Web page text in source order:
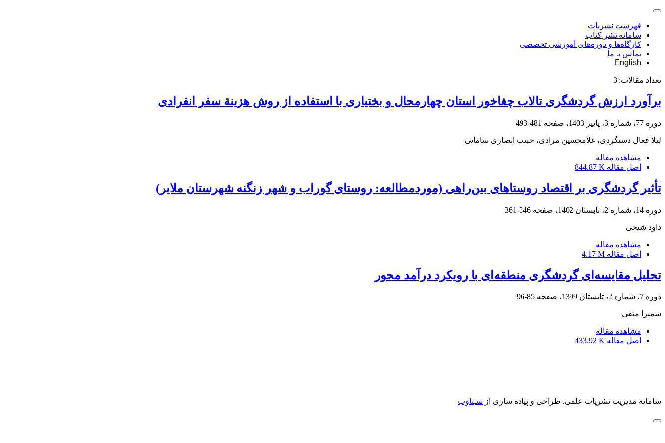
فهرست نشریات
سامانه نشر کتاب
کارگاه‌ها و دوره‌های آموزشی تخصصی
تماس با ما
English
تعداد مقالات: 3
برآورد ارزش گردشگری تالاب چغاخور استان چهارمحال و بختیاری با استفاده از روش هزینة سفر انفرادی
دوره 77، شماره 3، پاییز 1403، صفحه 481-493
لیلا فعال دستگردی، غلامحسین مرادی، حبیب انصاری سامانی
مشاهده مقاله
اصل مقاله 844.87 K
تأثیر گردشگری بر اقتصاد روستاهای بین‌راهی (موردمطالعه: روستای گوراب و شهر زنگنه شهرستان ملایر)
دوره 14، شماره 2، تابستان 1402، صفحه 346-361
داود شیخی
مشاهده مقاله
اصل مقاله 4.17 M
تحلیل مقایسه‌ای گردشگری منطقه‌ای با رویکرد درآمد محور
دوره 7، شماره 2، تابستان 1399، صفحه 85-96
سمیرا متقی
مشاهده مقاله
اصل مقاله 433.92 K
سامانه مدیریت نشریات علمی. طراحی و پیاده سازی از سیناوب